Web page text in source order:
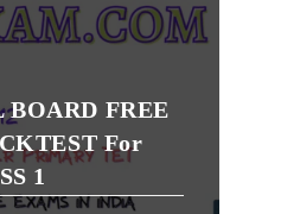
BOARD FREE
For
1